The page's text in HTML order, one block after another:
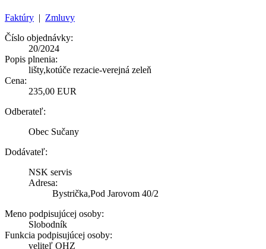
Faktúry | Zmluvy
Číslo objednávky:
20/2024
Popis plnenia:
lišty,kotúče rezacie-verejná zeleň
Cena:
235,00 EUR
Odberateľ:
Obec Sučany
Dodávateľ:
NSK servis
Adresa:
Bystrička,Pod Jarovom 40/2
Meno podpisujúcej osoby:
Slobodník
Funkcia podpisujúcej osoby:
veliteľ OHZ